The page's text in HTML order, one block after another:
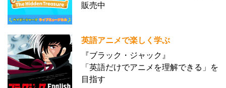
販売中
英語アニメで楽しく学ぶ
『ブラック・ジャック』
「英語だけでアニメを理解できる」を
目指す